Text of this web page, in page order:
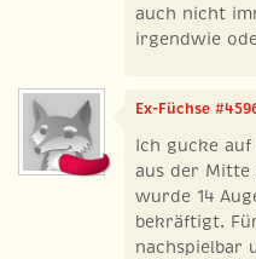
auch nicht
irgendwie
Ex-Füchse
Ich gucke auf
aus der Mitte
wurde 14
bekräftigt.
nachspielbar